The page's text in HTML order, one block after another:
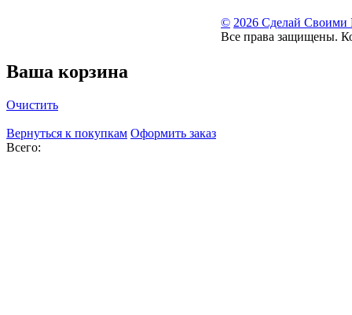
© 2026 Сделай Своими
Все права защищены.
Ваша корзина
Очистить
Вернуться к покупкам Оформить заказ
Всего: